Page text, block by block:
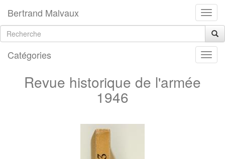
Bertrand Malvaux
Catégories
Revue historique de l'armée
1946